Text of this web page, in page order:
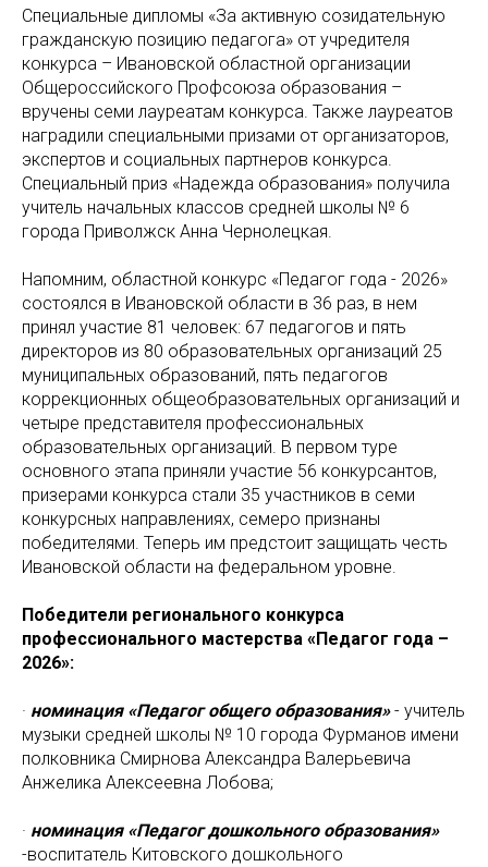
Специальные дипломы «За активную созидательную
гражданскую позицию педагога» от учредителя
конкурса – Ивановской областной организации
Общероссийского Профсоюза образования –
вручены семи лауреатам конкурса. Также лауреатов
наградили специальными призами от организаторов,
экспертов и социальных партнеров конкурса.
Специальный приз «Надежда образования» получила
учитель начальных классов средней школы № 6
города Приволжск Анна Чернолецкая.
Напомним, областной конкурс «Педагог года - 2026»
состоялся в Ивановской области в 36 раз, в нем
принял участие 81 человек: 67 педагогов и пять
директоров из 80 образовательных организаций 25
муниципальных образований, пять педагогов
коррекционных общеобразовательных организаций и
четыре представителя профессиональных
образовательных организаций. В первом туре
основного этапа приняли участие 56 конкурсантов,
призерами конкурса стали 35 участников в семи
конкурсных направлениях, семеро признаны
победителями. Теперь им предстоит защищать честь
Ивановской области на федеральном уровне.
Победители регионального конкурса
профессионального мастерства «Педагог года –
2026»:
· номинация «Педагог общего образования»- учитель
музыки средней школы № 10 города Фурманов имени
полковника Смирнова Александра Валерьевича
Анжелика Алексеевна Лобова;
· номинация «Педагог дошкольного образования»
-воспитатель Китовского дошкольного